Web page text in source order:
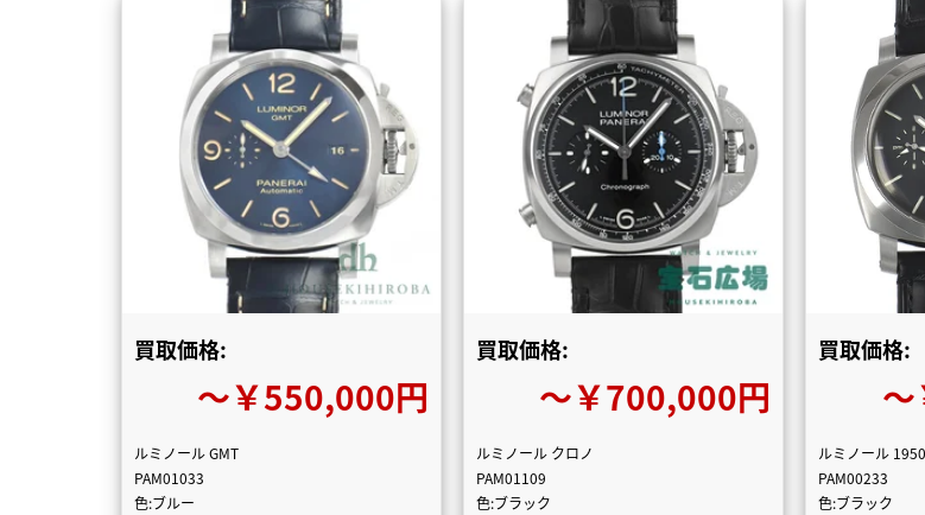
買取価格:
〜￥550,000円
ルミノール GMT
PAM01033
色:ブルー
買取価格:
〜￥700,000円
ルミノール クロノ
PAM01109
色:ブラック
買取価格:
ルミノール
PAM00233
色:ブラック